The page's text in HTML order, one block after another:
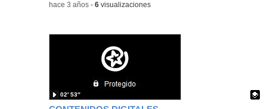
-hace 3 años -6 visualizaciones
02′ 53″